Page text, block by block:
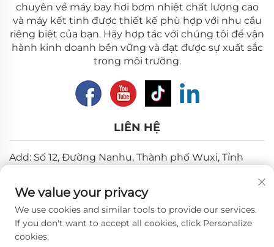
chuyên về máy bay hơi bơm nhiệt chất lượng cao
và máy kết tinh được thiết kế phù hợp với nhu cầu
riêng biệt của bạn. Hãy hợp tác với chúng tôi để vận
hành kinh doanh bền vững và đạt được sự xuất sắc
trong môi trường.
LIÊN HỆ
Add: Số 12, Đường Nanhu, Thành phố Wuxi, Tỉnh
Email:[email protected]
Điện thoại:+86-18018310578
We value your privacy
We use cookies and similar tools to provide our services.
If you don't want to accept all cookies, click Personalize
cookies.